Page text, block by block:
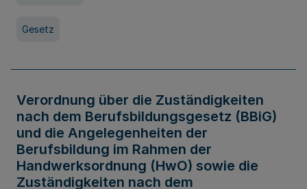
Gesetz
Verordnung über die Zuständigkeiten
nach dem Berufsbildungsgesetz (BBiG)
und die Angelegenheiten der
Berufsbildung im Rahmen der
Handwerksordnung (HwO) sowie die
Zuständigkeiten nach dem